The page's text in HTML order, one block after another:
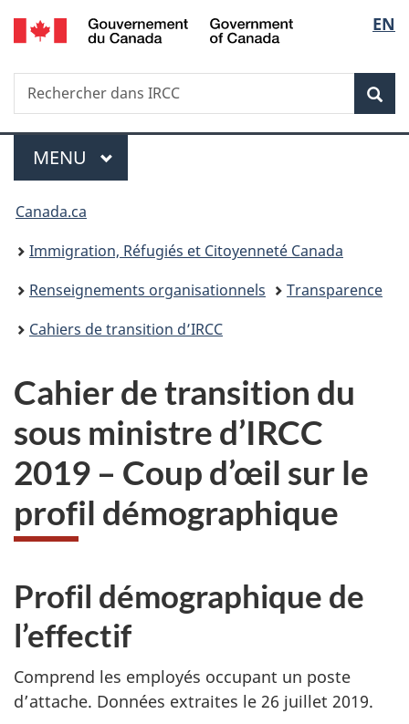
Passer
au
Passer
à
du
Passer
à
simplifiée
de
la
EN
Recherche
Rechercher
dans
Menu
MENU PRINCIPAL
Vous
êtes
ici :
Canada.ca
Immigration, Réfugiés et Citoyenneté Canada
Renseignements organisationnels
Transparence
Cahiers de transition d’IRCC
Cahier de transition du
sous ministre d’IRCC
2019 – Coup d’œil sur le
profil démographique
Profil démographique de
l’effectif
Comprend les employés occupant un poste
d’attache. Données extraites le 26 juillet 2019.